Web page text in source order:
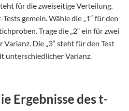
für die zweiseitige Verteilung.
gemein. Wähle die „1“ für den
Trage die „2“ ein für zwei
Die „3“ steht für den Test
unterschiedlicher Varianz.
Ergebnisse des t-